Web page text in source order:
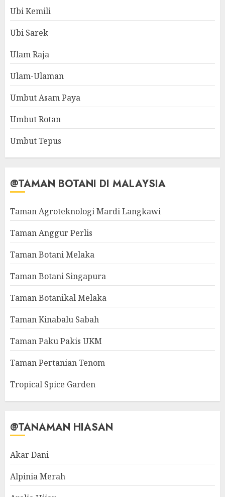
Ubi Kemili
Ubi Sarek
Ulam Raja
Ulam-Ulaman
Umbut Asam Paya
Umbut Rotan
Umbut Tepus
@TAMAN BOTANI DI MALAYSIA
Taman Agroteknologi Mardi Langkawi
Taman Anggur Perlis
Taman Botani Melaka
Taman Botani Singapura
Taman Botanikal Melaka
Taman Kinabalu Sabah
Taman Paku Pakis UKM
Taman Pertanian Tenom
Tropical Spice Garden
@TANAMAN HIASAN
Akar Dani
Alpinia Merah